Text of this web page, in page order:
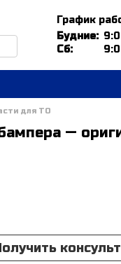
График
Будние:
Сб:
для ТО
—